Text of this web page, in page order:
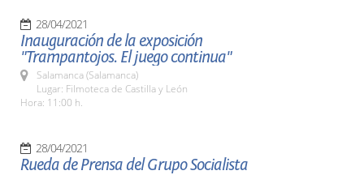
28/04/2021
Inauguración de la exposición
"Trampantojos. El juego continua"
Salamanca (Salamanca)
Lugar: Filmoteca de Castilla y León
Hora: 11:00 h.
28/04/2021
Rueda de Prensa del Grupo Socialista